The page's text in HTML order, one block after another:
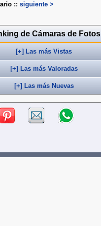
:: siguiente >
de Cámaras de Fotos
[+] Las más Vistas
[+] Las más Valoradas
[+] Las más Nuevas